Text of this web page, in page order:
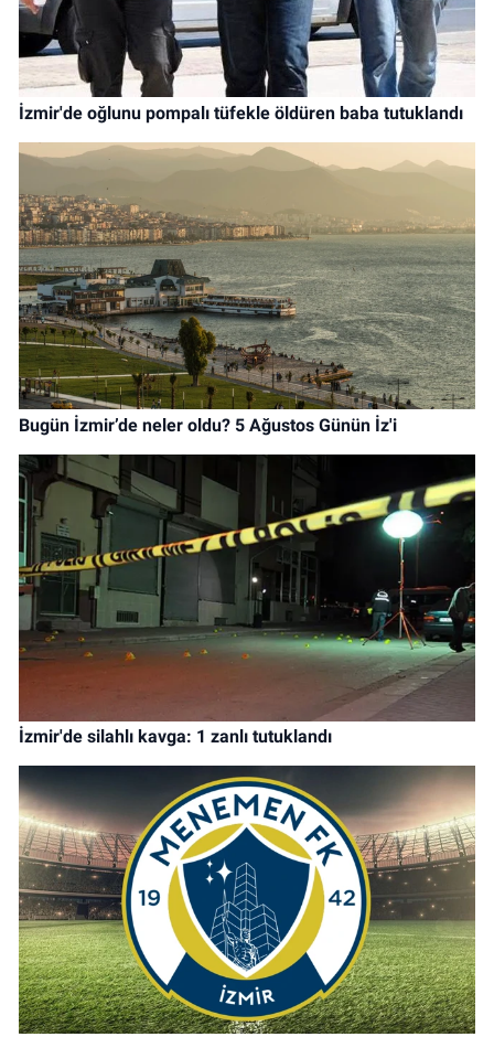
İzmir'de oğlunu pompalı tüfekle öldüren baba tutuklandı
Bugün İzmir’de neler oldu? 5 Ağustos Günün İz'i
İzmir'de silahlı kavga: 1 zanlı tutuklandı